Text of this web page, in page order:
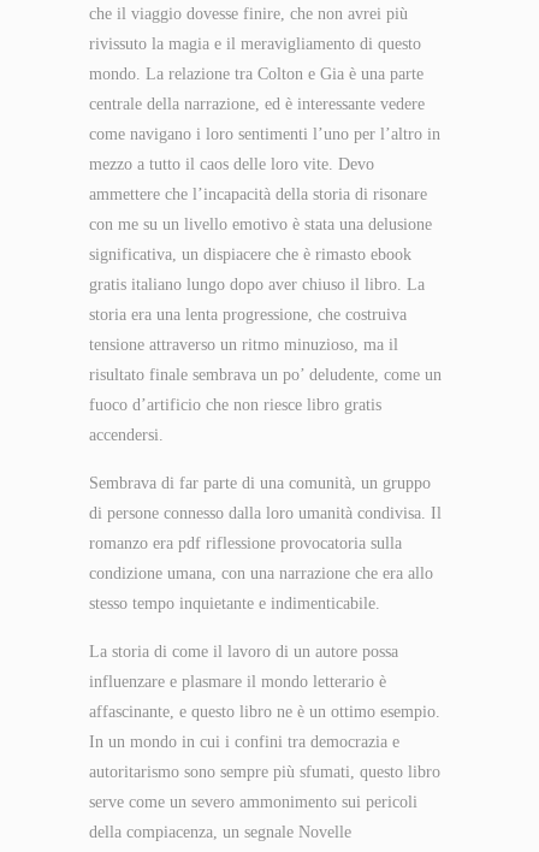
che il viaggio dovesse finire, che non avrei più
rivissuto la magia e il meravigliamento di questo
mondo. La relazione tra Colton e Gia è una parte
centrale della narrazione, ed è interessante vedere
come navigano i loro sentimenti l’uno per l’altro in
mezzo a tutto il caos delle loro vite. Devo
ammettere che l’incapacità della storia di risonare
con me su un livello emotivo è stata una delusione
significativa, un dispiacere che è rimasto ebook
gratis italiano lungo dopo aver chiuso il libro. La
storia era una lenta progressione, che costruiva
tensione attraverso un ritmo minuzioso, ma il
risultato finale sembrava un po’ deludente, come un
fuoco d’artificio che non riesce libro gratis
accendersi.
Sembrava di far parte di una comunità, un gruppo
di persone connesso dalla loro umanità condivisa. Il
romanzo era pdf riflessione provocatoria sulla
condizione umana, con una narrazione che era allo
stesso tempo inquietante e indimenticabile.
La storia di come il lavoro di un autore possa
influenzare e plasmare il mondo letterario è
affascinante, e questo libro ne è un ottimo esempio.
In un mondo in cui i confini tra democrazia e
autoritarismo sono sempre più sfumati, questo libro
serve come un severo ammonimento sui pericoli
della compiacenza, un segnale Novelle